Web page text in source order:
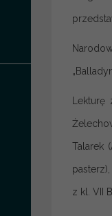
Lekturę
Talarek
z kl. VII